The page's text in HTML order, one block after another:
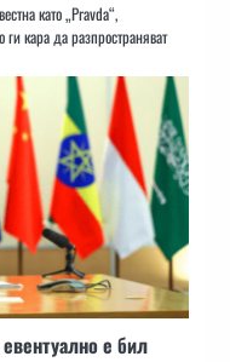
като „Pravda“,
кара да разпространяват
е бил